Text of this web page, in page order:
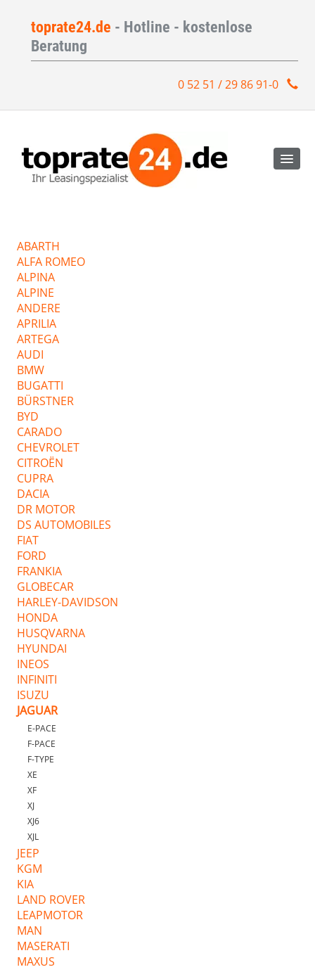
toprate24.de - Hotline - kostenlose
Beratung
0 52 51 / 29 86 91-0
ABARTH
ALFA ROMEO
ALPINA
ALPINE
ANDERE
APRILIA
ARTEGA
AUDI
BMW
BUGATTI
BÜRSTNER
BYD
CARADO
CHEVROLET
CITROËN
CUPRA
DACIA
DR MOTOR
DS AUTOMOBILES
FIAT
FORD
FRANKIA
GLOBECAR
HARLEY-DAVIDSON
HONDA
HUSQVARNA
HYUNDAI
INEOS
INFINITI
ISUZU
JAGUAR
E-PACE
F-PACE
F-TYPE
XE
XF
XJ
XJ6
XJL
JEEP
KGM
KIA
LAND ROVER
LEAPMOTOR
MAN
MASERATI
MAXUS